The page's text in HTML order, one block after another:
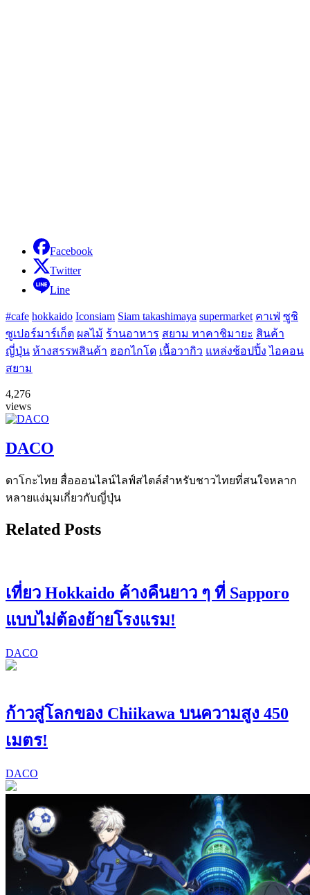
Facebook
Twitter
Line
#cafe hokkaido Iconsiam Siam takashimaya supermarket คาเฟ่ ซูชิ
ซูเปอร์มาร์เก็ต ผลไม้ ร้านอาหาร สยาม ทาคาชิมายะ สินค้า
ญี่ปุ่น ห้างสรรพสินค้า ฮอกไกโด เนื้อวากิว แหล่งช้อปปิ้ง ไอคอน
สยาม
4,276
views
DACO
ดาโกะไทย สื่อออนไลน์ไลฟ์สไตล์สำหรับชาวไทยที่สนใจหลาก
หลายแง่มุมเกี่ยวกับญี่ปุ่น
Related Posts
เที่ยว Hokkaido ค้างคืนยาว ๆ ที่ Sapporo
แบบไม่ต้องย้ายโรงแรม!
DACO
ก้าวสู่โลกของ Chiikawa บนความสูง 450
เมตร!
DACO